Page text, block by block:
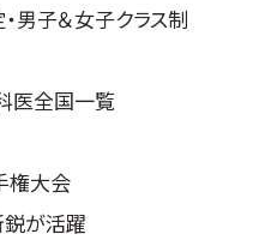
男子＆女子クラス制
医全国一覧
権大会
が活躍